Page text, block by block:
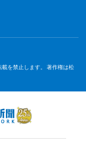
を禁止します。 著作権は松